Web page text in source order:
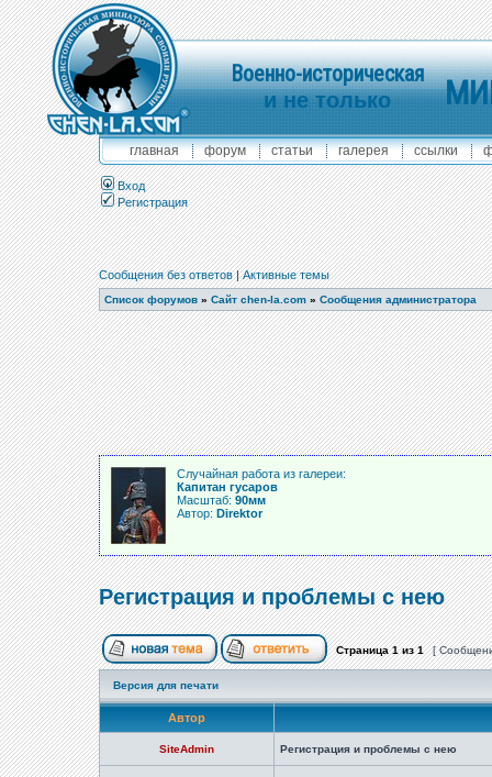
Военно-историческая
и не только
главная форум статьи галерея ссылки
Вход
Регистрация
Сообщения без ответов|Активные темы
Список форумов » Сайт chen-la.com » Сообщения администратора
Случайная работа из галереи:
Капитан гусаров
Масштаб: 90мм
Автор: Direktor
Регистрация и проблемы с нею
Страница1из1 [
Версия для печати
Автор
SiteAdmin Регистрация и проблемы с нею